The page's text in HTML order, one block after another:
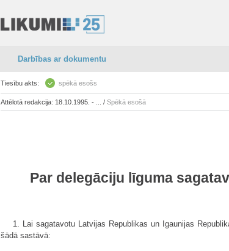
Darbības ar dokumentu
Tiesību akts: spēkā esošs
Attēlotā redakcija: 18.10.1995. - ... / Spēkā esošā
Par delegāciju līguma
1. Lai sagatavotu Latvijas Republikas un Igaunijas
šādā sastāvā: